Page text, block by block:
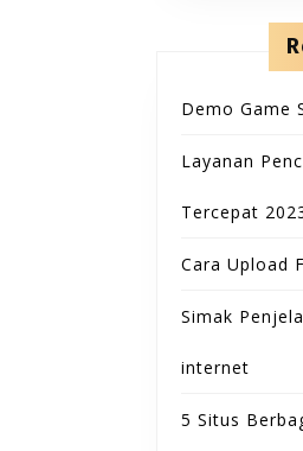
Demo Game
Layanan
Tercepat
Cara Upload
Simak
internet
5 Situs